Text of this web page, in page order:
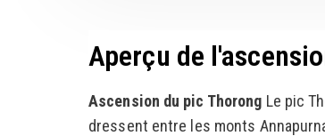
Aperçu de
Ascension du pic Thorong Le pic
dressent entre les monts